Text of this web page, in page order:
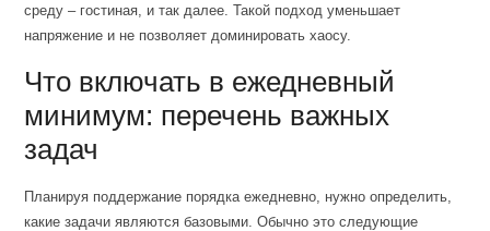
среду – гостиная, и так далее. Такой подход уменьшает
напряжение и не позволяет доминировать хаосу.
Что включать в ежедневный
минимум: перечень важных
задач
Планируя поддержание порядка ежедневно, нужно определить,
какие задачи являются базовыми. Обычно это следующие